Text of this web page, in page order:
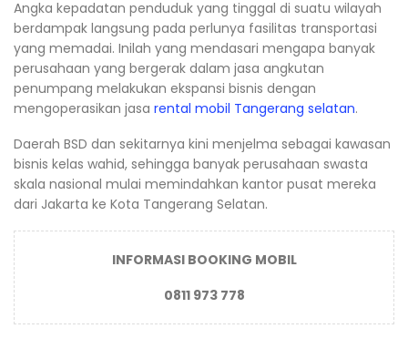
Angka kepadatan penduduk yang tinggal di suatu wilayah
berdampak langsung pada perlunya fasilitas transportasi
yang memadai. Inilah yang mendasari mengapa banyak
perusahaan yang bergerak dalam jasa angkutan
penumpang melakukan ekspansi bisnis dengan
mengoperasikan jasa rental mobil Tangerang selatan.
Daerah BSD dan sekitarnya kini menjelma sebagai kawasan
bisnis kelas wahid, sehingga banyak perusahaan swasta
skala nasional mulai memindahkan kantor pusat mereka
dari Jakarta ke Kota Tangerang Selatan.
INFORMASI BOOKING MOBIL
0811 973 778